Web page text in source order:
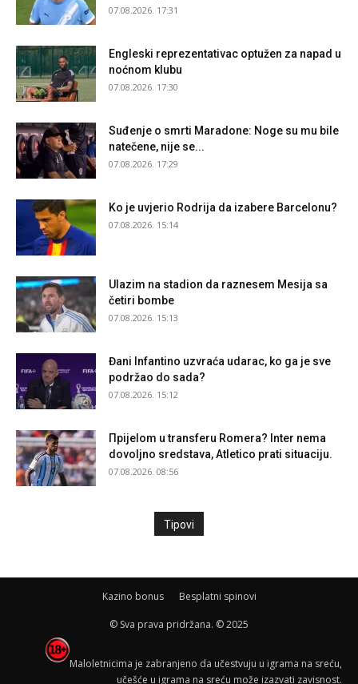
07.08.2026. 17:31
Engleski reprezentativac optužen za napad u
noćnom klubu
07.08.2026. 17:30
Suđenje o smrti Maradone: Noge su mu bile
natečene, nije se...
07.08.2026. 17:29
Ko je uvjerio Rodrija da izabere Barcelonu?
07.08.2026. 15:14
Ulazim na stadion da raznesem Mesija sa
četiri bombe
07.08.2026. 15:13
Đani Infantino uzvraća udarac, ko ga je sve
podržao do sada?
07.08.2026. 15:12
Прijelom u transferu Romera? Inter nema
dovoljno sredstava, Atletico prati situaciju.
07.08.2026. 08:56
Tipovi
Kazino bonus Besplatni spinovi
© Sva prava pridržana. © 2025
Maloletnicima je zabranjeno da učestvuju u igrama na sreću,
učešće u igrama na sreću može izazvati zavisnost.